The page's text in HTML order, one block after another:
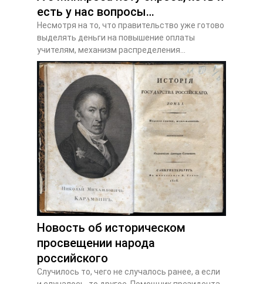
есть у нас вопросы…
Несмотря на то, что правительство уже готово
выделять деньги на повышение оплаты
учителям, механизм распределения...
Новость об историческом
просвещении народа
российского
Случилось то, чего не случалось ранее, а если